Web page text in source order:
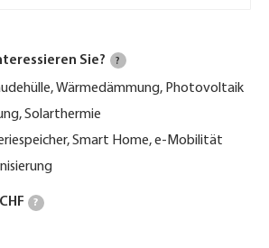
Sie? ?
Wärmedämmung, Photovoltaik
Solarthermie
Smart Home, e-Mobilität
?